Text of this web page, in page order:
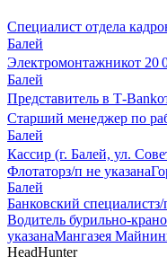
Специалист отдела
Балей
Электромонтажникот 20
Балей
Представитель в Т-Bank
Старший менеджер по
Балей
Кассир (г. Балей, ул.
Флотаторз/п не указана
Балей
Банковский специалистз/
Водитель бурильно-
указанаМангазея
HeadHunter